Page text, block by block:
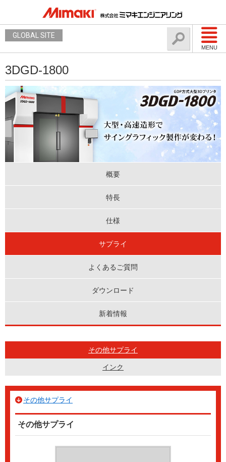
MENU
GLOBAL SITE
3DGD-1800
概要
特長
仕様
サプライ
よくあるご質問
ダウンロード
新着情報
その他サプライ
インク
その他サプライ
その他サプライ